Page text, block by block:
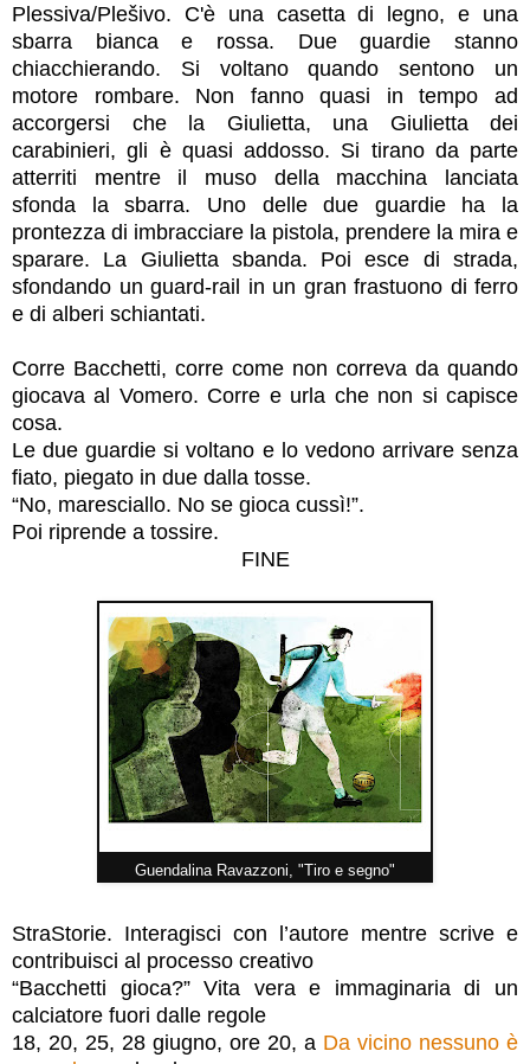
Plessiva/Plešivo. C'è una casetta di legno, e una
sbarra bianca e rossa. Due guardie stanno
chiacchierando. Si voltano quando sentono un
motore rombare. Non fanno quasi in tempo ad
accorgersi che la Giulietta, una Giulietta dei
carabinieri, gli è quasi addosso. Si tirano da parte
atterriti mentre il muso della macchina lanciata
sfonda la sbarra. Uno delle due guardie ha la
prontezza di imbracciare la pistola, prendere la mira e
sparare. La Giulietta sbanda. Poi esce di strada,
sfondando un guard-rail in un gran frastuono di ferro
e di alberi schiantati.
Corre Bacchetti, corre come non correva da quando
giocava al Vomero. Corre e urla che non si capisce
cosa.
Le due guardie si voltano e lo vedono arrivare senza
fiato, piegato in due dalla tosse.
“No, maresciallo. No se gioca cussì!”.
Poi riprende a tossire.
FINE
Guendalina Ravazzoni, "Tiro e segno"
StraStorie. Interagisci con l’autore mentre scrive e
contribuisci al processo creativo
“Bacchetti gioca?” Vita vera e immaginaria di un
calciatore fuori dalle regole
18, 20, 25, 28 giugno, ore 20, a Da vicino nessuno è